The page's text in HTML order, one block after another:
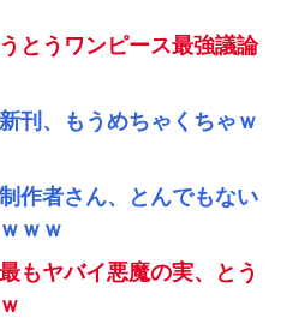
とうワンピース最強議論
刊、もうめちゃくちゃｗ
作者さん、とんでもない
ｗｗ
もヤバイ悪魔の実、とう